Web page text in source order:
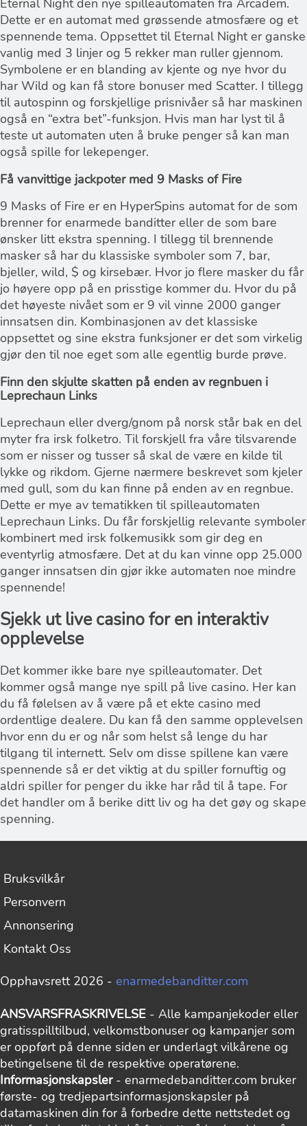
Eternal Night den nye spilleautomaten fra Arcadem.
Dette er en automat med grøssende atmosfære og et
spennende tema. Oppsettet til Eternal Night er ganske
vanlig med 3 linjer og 5 rekker man ruller gjennom.
Symbolene er en blanding av kjente og nye hvor du
har Wild og kan få store bonuser med Scatter. I tillegg
til autospinn og forskjellige prisnivåer så har maskinen
også en “extra bet”-funksjon. Hvis man har lyst til å
teste ut automaten uten å bruke penger så kan man
også spille for lekepenger.
Få vanvittige jackpoter med 9 Masks of Fire
9 Masks of Fire er en HyperSpins automat for de som
brenner for enarmede banditter eller de som bare
ønsker litt ekstra spenning. I tillegg til brennende
masker så har du klassiske symboler som 7, bar,
bjeller, wild, $ og kirsebær. Hvor jo flere masker du får
jo høyere opp på en prisstige kommer du. Hvor du på
det høyeste nivået som er 9 vil vinne 2000 ganger
innsatsen din. Kombinasjonen av det klassiske
oppsettet og sine ekstra funksjoner er det som virkelig
gjør den til noe eget som alle egentlig burde prøve.
Finn den skjulte skatten på enden av regnbuen i
Leprechaun Links
Leprechaun eller dverg/gnom på norsk står bak en del
myter fra irsk folketro. Til forskjell fra våre tilsvarende
som er nisser og tusser så skal de være en kilde til
lykke og rikdom. Gjerne nærmere beskrevet som kjeler
med gull, som du kan finne på enden av en regnbue.
Dette er mye av tematikken til spilleautomaten
Leprechaun Links. Du får forskjellig relevante symboler
kombinert med irsk folkemusikk som gir deg en
eventyrlig atmosfære. Det at du kan vinne opp 25.000
ganger innsatsen din gjør ikke automaten noe mindre
spennende!
Sjekk ut live casino for en interaktiv
opplevelse
Det kommer ikke bare nye spilleautomater. Det
kommer også mange nye spill på live casino. Her kan
du få følelsen av å være på et ekte casino med
ordentlige dealere. Du kan få den samme opplevelsen
hvor enn du er og når som helst så lenge du har
tilgang til internett. Selv om disse spillene kan være
spennende så er det viktig at du spiller fornuftig og
aldri spiller for penger du ikke har råd til å tape. For
det handler om å berike ditt liv og ha det gøy og skape
spenning.
Bruksvilkår
Personvern
Annonsering
Kontakt Oss
Opphavsrett 2026 - enarmedebanditter.com
ANSVARSFRASKRIVELSE - Alle kampanjekoder eller
gratisspilltilbud, velkomstbonuser og kampanjer som
er oppført på denne siden er underlagt vilkårene og
betingelsene til de respektive operatørene.
Informasjonskapsler- enarmedebanditter.com bruker
første- og tredjepartsinformasjonskapsler på
datamaskinen din for å forbedre dette nettstedet og